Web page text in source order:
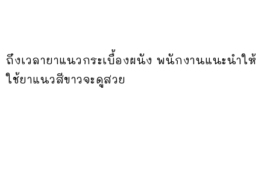
ถึงเวลายาแนวกระเบื้องผนัง พนักงานแนะนำให้
ใช้ยาแนวสีขาวจะดูสวย